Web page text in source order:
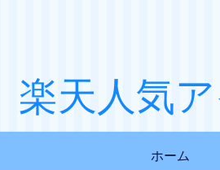
楽天人気
ホーム